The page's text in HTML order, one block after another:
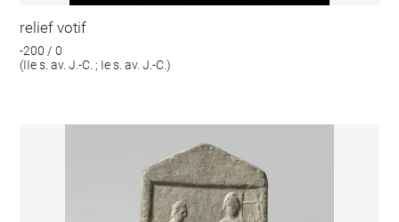
relief votif
-200 / 0
(IIe s. av. J.-C. ; Ie s. av. J.-C.)